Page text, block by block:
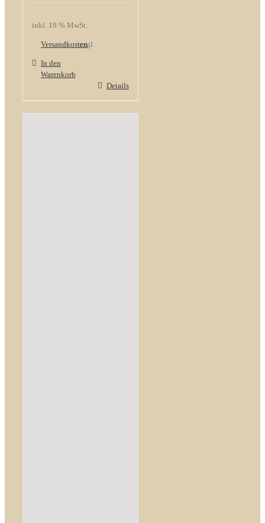
inkl. 19 % MwSt.
zzgl.
Versandkosten
In den
Warenkorb
Details